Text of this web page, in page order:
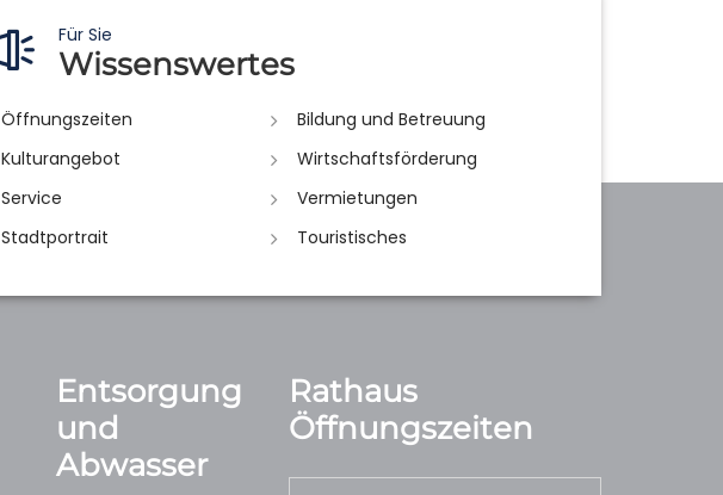
Für Sie
Wissenswertes
Öffnungszeiten
Bildung und Betreuung
Kulturangebot
Wirtschaftsförderung
Service
Vermietungen
Stadtportrait
Touristisches
Entsorgung
und
Abwasser
Rathaus
Öffnungszeiten